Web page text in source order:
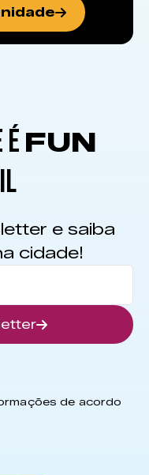
É FUN
e saiba
cidade!
de acordo